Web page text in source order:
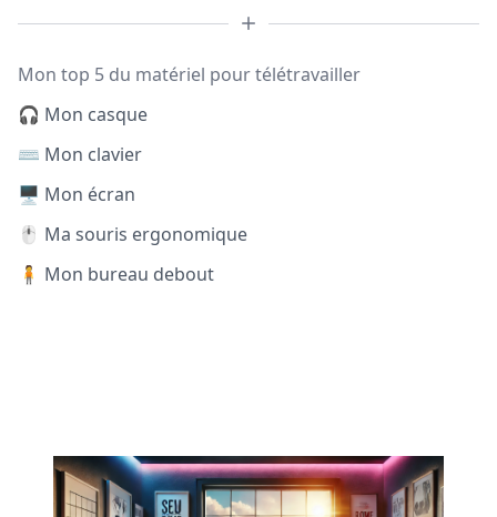
Mon top 5 du matériel pour télétravailler
🎧 Mon casque
⌨️ Mon clavier
🖥️ Mon écran
🖱️ Ma souris ergonomique
🧍 Mon bureau debout